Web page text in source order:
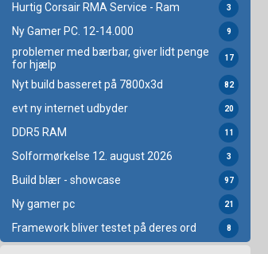
Hurtig Corsair RMA Service - Ram 3
Ny Gamer PC. 12-14.000 9
problemer med bærbar, giver lidt penge
for hjælp
17
Nyt build basseret på 7800x3d 82
evt ny internet udbyder 20
DDR5 RAM 11
Solformørkelse 12. august 2026 3
Build blær - showcase 97
Ny gamer pc 21
Framework bliver testet på deres ord 8